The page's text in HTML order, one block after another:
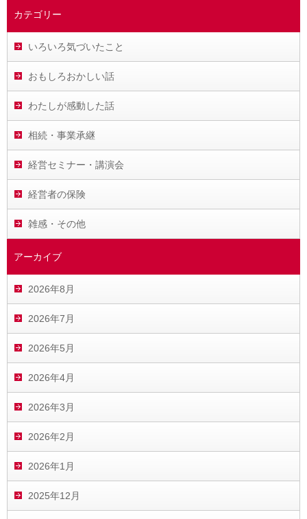
カテゴリー
いろいろ気づいたこと
おもしろおかしい話
わたしが感動した話
相続・事業承継
経営セミナー・講演会
経営者の保険
雑感・その他
アーカイブ
2026年8月
2026年7月
2026年5月
2026年4月
2026年3月
2026年2月
2026年1月
2025年12月